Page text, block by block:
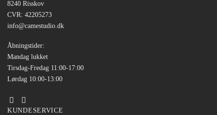
8240 Risskov
CVR: 42205273
info@camestudio.dk
Åbningstider:
Mandag lukket
Tirsdag-Fredag 11:00-17:00
Lørdag 10:00-13:00
KUNDESERVICE